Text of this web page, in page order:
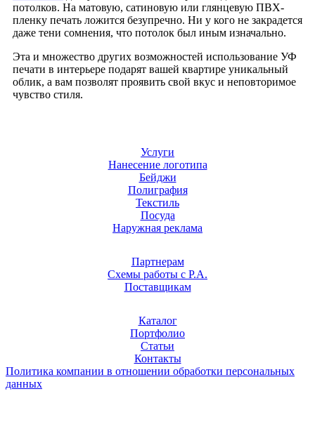
потолков. На матовую, сатиновую или глянцевую ПВХ-
пленку печать ложится безупречно. Ни у кого не закрадется
даже тени сомнения, что потолок был иным изначально.
Эта и множество других возможностей использование УФ
печати в интерьере подарят вашей квартире уникальный
облик, а вам позволят проявить свой вкус и неповторимое
чувство стиля.
Услуги
Нанесение логотипа
Бейджи
Полиграфия
Текстиль
Посуда
Наружная реклама
Партнерам
Схемы работы с Р.А.
Поставщикам
Каталог
Портфолио
Статьи
Контакты
Политика компании в отношении обработки персональных
данных